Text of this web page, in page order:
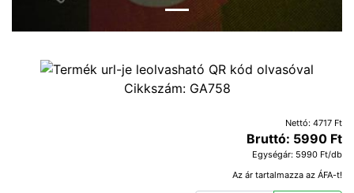
Cikkszám: GA758
Nettó: 4717 Ft
Bruttó: 5990 Ft
Egységár: 5990 Ft/db
Az ár tartalmazza az ÁFA-t!